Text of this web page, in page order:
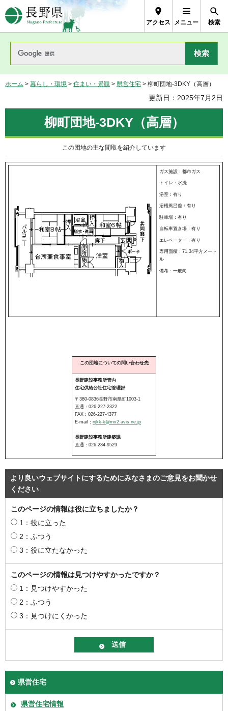
長野県Nagano Prefecture
アクセス メニュー 検索
ホーム > 暮らし・環境 > 住まい・景観 > 県営住宅 > 柳町団地-3DKY（高層）
更新日：2025年7月2日
柳町団地-3DKY（高層）
この団地の主な間取を紹介しています
ガス施設：都市ガス
トイレ：水洗
浴室：有り
浴槽風呂釜：有り
駐車場：有り
自転車置き場：有り
エレベーター：有り
専用面積：71.34平方メート
ル
備考：一般向
この団地についての問い合わせ先
長野建設事務所管内
住宅供給公社住宅管理部
〒380-0836長野市南県町1003-1
直通：026-227-2322
FAX：026-227-4377
E-mail： njkk-k@mx2.avis.ne.jp
長野建設事務所建築課
直通：026-234-9529
より良いウェブサイトにするためにみなさまのご意見をお聞かせ
ください
このページの情報は役に立ちましたか？
1：役に立った
2：ふつう
3：役に立たなかった
このページの情報は見つけやすかったですか？
1：見つけやすかった
2：ふつう
3：見つけにくかった
県営住宅
県営住宅情報